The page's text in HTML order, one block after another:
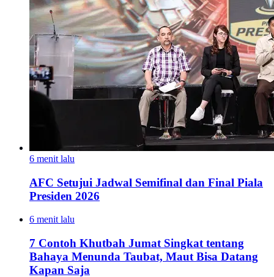
6 menit lalu
AFC Setujui Jadwal Semifinal dan Final Piala
Presiden 2026
6 menit lalu
7 Contoh Khutbah Jumat Singkat tentang
Bahaya Menunda Taubat, Maut Bisa Datang
Kapan Saja